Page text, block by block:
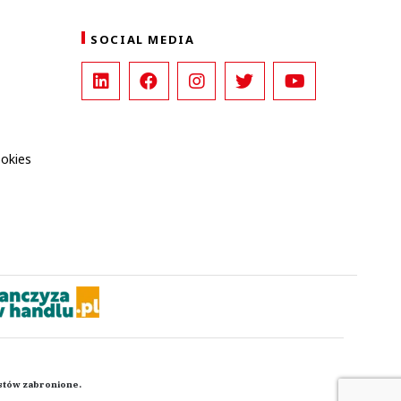
SOCIAL MEDIA
zabronione.